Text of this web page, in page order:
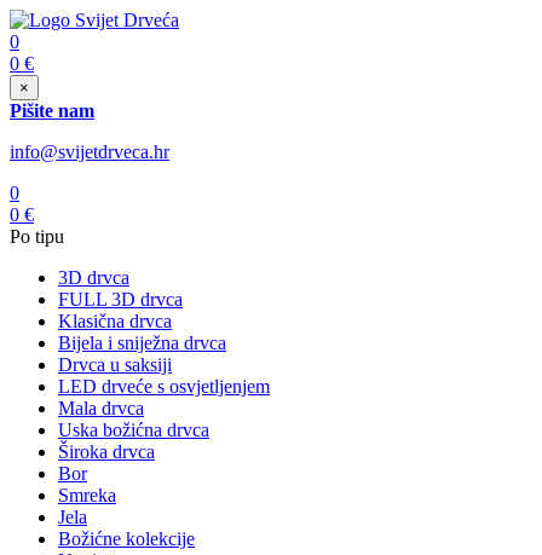
0
0 €
×
Pišite nam
info@svijetdrveca.hr
0
0 €
Po tipu
3D drvca
FULL 3D drvca
Klasična drvca
Bijela i sniježna drvca
Drvca u saksiji
LED drveće s osvjetljenjem
Mala drvca
Uska božićna drvca
Široka drvca
Bor
Smreka
Jela
Božićne kolekcije